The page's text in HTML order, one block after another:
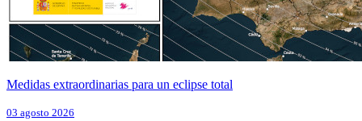
Medidas extraordinarias para un eclipse total
03 agosto 2026